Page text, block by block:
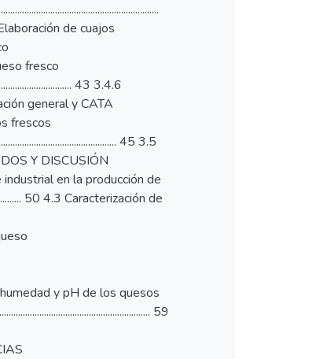
Elaboración de cuajos
fresco
43 3.4.6
general y CATA
frescos
45 3.5
Y DISCUSIÓN
e industrial en la producción de
50 4.3 Caracterización de
de humedad y pH de los quesos
59